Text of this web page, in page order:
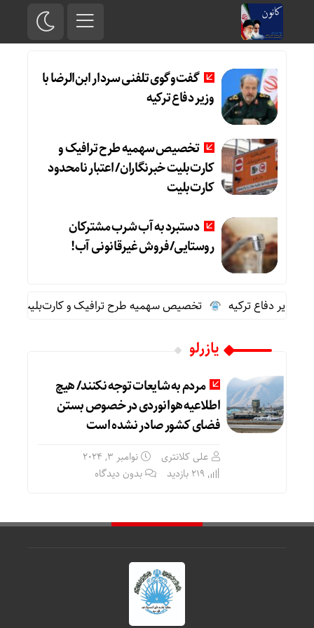
گفت‌وگوی تلفنی سردار ابن‌الرضا با
وزیر دفاع ترکیه
تخصیص سهمیه طرح ترافیک و
کارت‌بلیت خبرنگاران/ اعتبار نامحدود
کارت‌بلیت
دستبرد به آب شرب مشترکان
روستایی/فروش غیرقانونی آب!
وزیر دفاع ترکیه تخصیص سهمیه طرح ترافیک و کارت‌بلیت
یازرلو
مردم به شایعات توجه نکنند/ هیچ
اطلاعیه هوانوردی در خصوص بستن
فضای کشور صادر نشده است
علی کلانتری
نوامبر 3, 2024
بدون دیدگاه